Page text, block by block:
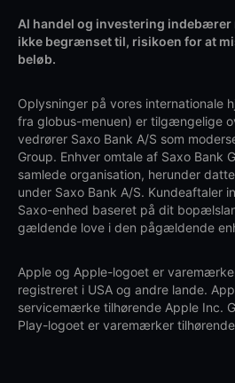
Al handel og investering indebærer
ikke begrænset til, risikoen for at
beløb.
Oplysninger på vores internationale
fra globus-menuen) er tilgængelige
vedrører Saxo Bank A/S som
Group. Enhver omtale af Saxo Bank
samlede organisation, herunder
under Saxo Bank A/S. Kundeaftaler
Saxo-enhed baseret på dit
gældende love i den pågældende
Apple og Apple-logoet er
registreret i USA og andre lande.
servicemærke tilhørende Apple Inc.
Play-logoet er varemærker